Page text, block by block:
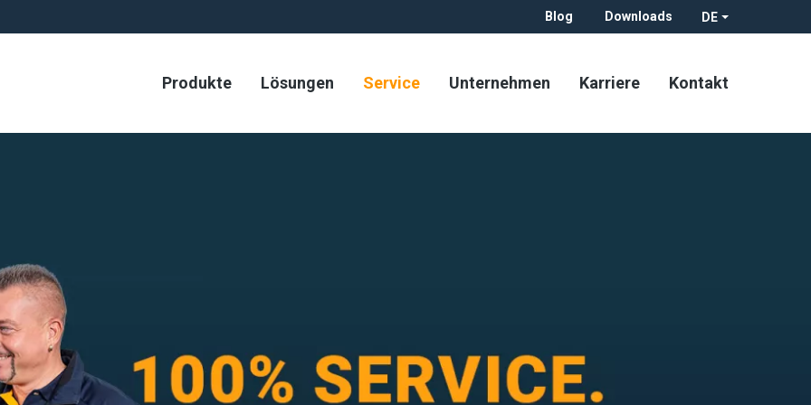
Blog Downloads DE
Produkte Lösungen Service Unternehmen Karriere Kontakt